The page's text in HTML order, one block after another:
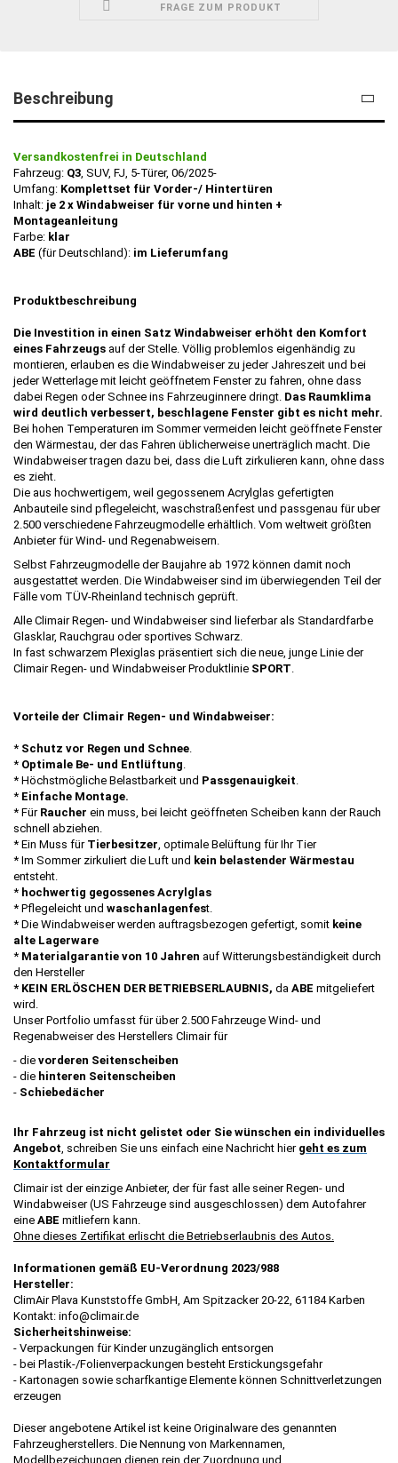
FRAGE ZUM PRODUKT
Beschreibung
Versandkostenfrei in Deutschland
Fahrzeug: Q3 , SUV, FJ, 5-Türer, 06/2025-
Umfang: Komplettset für Vorder-/ Hintertüren
Inhalt: je 2 x Windabweiser für vorne und hinten +
Montageanleitung
Farbe: klar
ABE (für Deutschland): im Lieferumfang
Produktbeschreibung
Die Investition in einen Satz Windabweiser erhöht den Komfort
eines Fahrzeugs auf der Stelle. Völlig problemlos eigenhändig zu
montieren, erlauben es die Windabweiser zu jeder Jahreszeit und bei
jeder Wetterlage mit leicht geöffnetem Fenster zu fahren, ohne dass
dabei Regen oder Schnee ins Fahrzeuginnere dringt. Das Raumklima
wird deutlich verbessert, beschlagene Fenster gibt es nicht mehr.
Bei hohen Temperaturen im Sommer vermeiden leicht geöffnete Fenster
den Wärmestau, der das Fahren üblicherweise unerträglich macht. Die
Windabweiser tragen dazu bei, dass die Luft zirkulieren kann, ohne dass
es zieht.
Die aus hochwertigem, weil gegossenem Acrylglas gefertigten
Anbauteile sind pflegeleicht, waschstraßenfest und passgenau für uber
2.500 verschiedene Fahrzeugmodelle erhältlich. Vom weltweit größten
Anbieter für Wind- und Regenabweisern.
Selbst Fahrzeugmodelle der Baujahre ab 1972 können damit noch
ausgestattet werden. Die Windabweiser sind im überwiegenden Teil der
Fälle vom TÜV-Rheinland technisch geprüft.
Alle Climair Regen- und Windabweiser sind lieferbar als Standardfarbe
Glasklar, Rauchgrau oder sportives Schwarz.
In fast schwarzem Plexiglas präsentiert sich die neue, junge Linie der
Climair Regen- und Windabweiser Produktlinie SPORT
Vorteile der Climair Regen- und Windabweiser:
* Schutz vor Regen und Schnee
* Optimale Be- und Entlüftung
* Höchstmögliche Belastbarkeit und Passgenauigkeit
* Einfache Montage.
* Für Raucher ein muss, bei leicht geöffneten Scheiben kann der Rauch
schnell abziehen.
* Ein Muss für Tierbesitzer , optimale Belüftung für Ihr Tier
* Im Sommer zirkuliert die Luft und kein belastender Wärmestau
entsteht.
* hochwertig gegossenes Acrylglas
* Pflegeleicht und waschanlagenfest.
* Die Windabweiser werden auftragsbezogen gefertigt, somit keine
alte Lagerware
* Materialgarantie von 10 Jahren auf Witterungsbeständigkeit durch
den Hersteller
* KEIN ERLÖSCHEN DER BETRIEBSERLAUBNIS, da ABE mitgeliefert
wird.
Unser Portfolio umfasst für über 2.500 Fahrzeuge Wind- und
Regenabweiser des Herstellers Climair für
- die vorderen Seitenscheiben
- die hinteren Seitenscheiben
- Schiebedächer
Ihr Fahrzeug ist nicht gelistet oder Sie wünschen ein individuelles
Angebot , schreiben Sie uns einfach eine Nachricht hier geht es zum
Kontaktformular
Climair ist der einzige Anbieter, der für fast alle seiner Regen- und
Windabweiser (US Fahrzeuge sind ausgeschlossen) dem Autofahrer
eine ABE mitliefern kann.
Ohne dieses Zertifikat erlischt die Betriebserlaubnis des Autos.
Informationen gemäß EU-Verordnung 2023/988
Hersteller:
ClimAir Plava Kunststoffe GmbH, Am Spitzacker 20-22, 61184 Karben
Kontakt: info@climair.de
Sicherheitshinweise:
- Verpackungen für Kinder unzugänglich entsorgen
- bei Plastik-/Folienverpackungen besteht Erstickungsgefahr
- Kartonagen sowie scharfkantige Elemente können Schnittverletzungen
erzeugen
Dieser angebotene Artikel ist keine Originalware des genannten
Fahrzeugherstellers. Die Nennung von Markennamen,
Modellbezeichungen dienen rein der Zuordnung und